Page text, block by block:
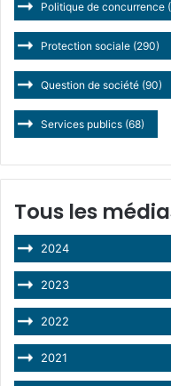
Politique de concurrence
Protection sociale (290)
Question de société (90)
Services publics (68)
Tous les
2024
2023
2022
2021